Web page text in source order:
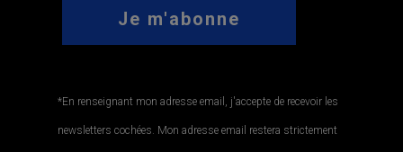
*En renseignant mon adresse email, j'accepte de recevoir les
newsletters cochées. Mon adresse email restera strictement